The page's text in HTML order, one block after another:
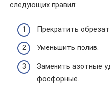
следующих правил:
Прекратить
Уменьшить полив.
Заменить азотные
фосфорные.